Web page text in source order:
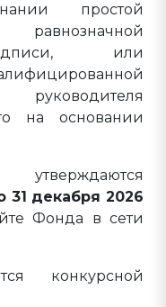
простой
или
на основании
31 декабря 2026
Фонда в сети
конкурсной